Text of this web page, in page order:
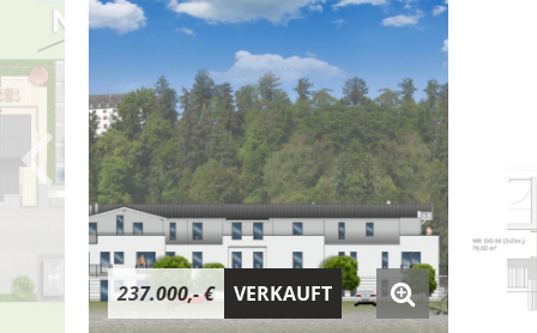
237.000,- € VERKAUFT